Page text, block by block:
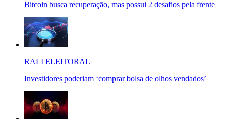
Bitcoin busca recuperação, mas possui 2 desafios pela frente
RALI ELEITORAL
Investidores poderiam ‘comprar bolsa de olhos vendados’